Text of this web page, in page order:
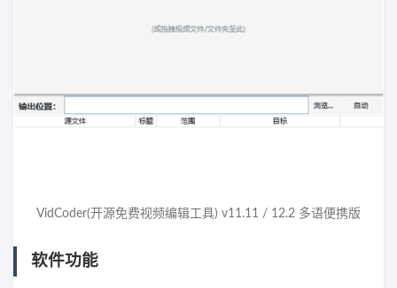
VidCoder(开源免费视频编辑工具) v11.11 / 12.2 多语便携版
软件功能